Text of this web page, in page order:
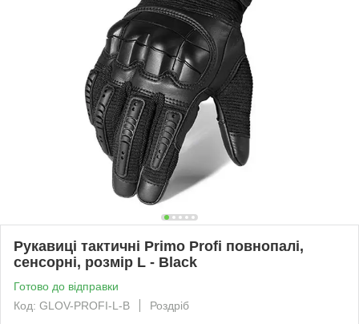
Рукавиці тактичні Primo Profi повнопалі,
сенсорні, розмір L - Black
Готово до відправки
Код: GLOV-PROFI-L-B
Роздріб